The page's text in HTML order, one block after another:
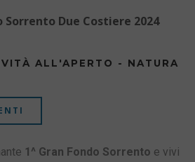
Sorrento Due Costiere 2024
ALL'APERTO - NATURA
1^ Gran Fondo Sorrento e vivi